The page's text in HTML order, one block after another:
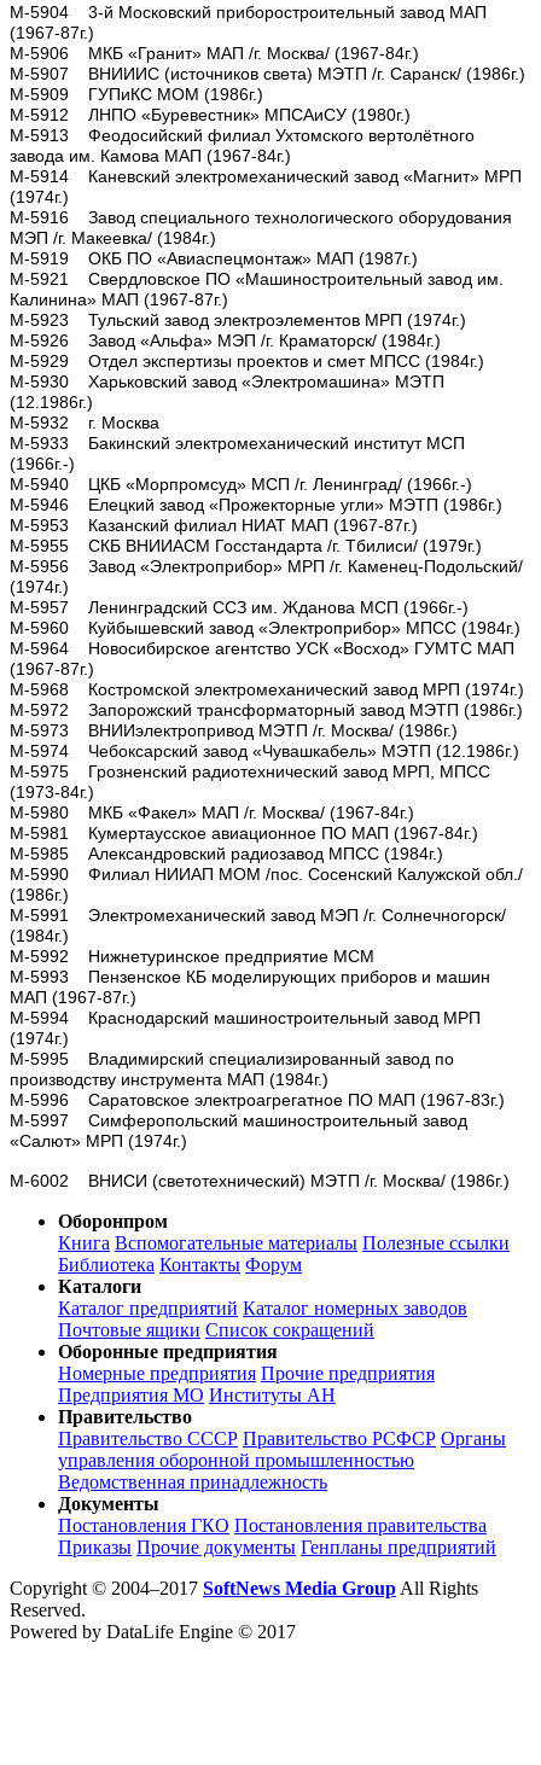
М-5904 3-й Московский приборостроительный завод МАП
(1967-87г.)
М-5906 МКБ «Гранит» МАП /г. Москва/ (1967-84г.)
М-5907 ВНИИИС (источников света) МЭТП /г. Саранск/ (1986г.)
М-5909 ГУПиКС МОМ (1986г.)
М-5912 ЛНПО «Буревестник» МПСАиСУ (1980г.)
М-5913 Феодосийский филиал Ухтомского вертолётного
завода им. Камова МАП (1967-84г.)
М-5914 Каневский электромеханический завод «Магнит» МРП
(1974г.)
М-5916 Завод специального технологического оборудования
МЭП /г. Макеевка/ (1984г.)
М-5919 ОКБ ПО «Авиаспецмонтаж» МАП (1987г.)
М-5921 Свердловское ПО «Машиностроительный завод им.
Калинина» МАП (1967-87г.)
М-5923 Тульский завод электроэлементов МРП (1974г.)
М-5926 Завод «Альфа» МЭП /г. Краматорск/ (1984г.)
М-5929 Отдел экспертизы проектов и смет МПСС (1984г.)
М-5930 Харьковский завод «Электромашина» МЭТП
(12.1986г.)
М-5932 г. Москва
М-5933 Бакинский электромеханический институт МСП
(1966г.-)
М-5940 ЦКБ «Морпромсуд» МСП /г. Ленинград/ (1966г.-)
М-5946 Елецкий завод «Прожекторные угли» МЭТП (1986г.)
М-5953 Казанский филиал НИАТ МАП (1967-87г.)
М-5955 СКБ ВНИИАСМ Госстандарта /г. Тбилиси/ (1979г.)
М-5956 Завод «Электроприбор» МРП /г. Каменец-Подольский/
(1974г.)
М-5957 Ленинградский ССЗ им. Жданова МСП (1966г.-)
М-5960 Куйбышевский завод «Электроприбор» МПСС (1984г.)
М-5964 Новосибирское агентство УСК «Восход» ГУМТС МАП
(1967-87г.)
М-5968 Костромской электромеханический завод МРП (1974г.)
М-5972 Запорожский трансформаторный завод МЭТП (1986г.)
М-5973 ВНИИэлектропривод МЭТП /г. Москва/ (1986г.)
М-5974 Чебоксарский завод «Чувашкабель» МЭТП (12.1986г.)
М-5975 Грозненский радиотехнический завод МРП, МПСС
(1973-84г.)
М-5980 МКБ «Факел» МАП /г. Москва/ (1967-84г.)
М-5981 Кумертаусское авиационное ПО МАП (1967-84г.)
М-5985 Александровский радиозавод МПСС (1984г.)
М-5990 Филиал НИИАП МОМ /пос. Сосенский Калужской обл./
(1986г.)
М-5991 Электромеханический завод МЭП /г. Солнечногорск/
(1984г.)
М-5992 Нижнетуринское предприятие МСМ
М-5993 Пензенское КБ моделирующих приборов и машин
МАП (1967-87г.)
М-5994 Краснодарский машиностроительный завод МРП
(1974г.)
М-5995 Владимирский специализированный завод по
производству инструмента МАП (1984г.)
М-5996 Cаратовское электроагрегатное ПО МАП (1967-83г.)
М-5997 Симферопольский машиностроительный завод
«Салют» МРП (1974г.)
М-6002 ВНИСИ (светотехнический) МЭТП /г. Москва/ (1986г.)
Оборонпром
Книга Вспомогательные материалы Полезные ссылки
Библиотека Контакты Форум
Каталоги
Каталог предприятий Каталог номерных заводов
Почтовые ящики Список сокращений
Оборонные предприятия
Номерные предприятия Прочие предприятия
Предприятия МО Институты АН
Правительство
Правительство СССР Правительство РСФСР Органы
управления оборонной промышленностью
Ведомственная принадлежность
Документы
Постановления ГКО Постановления правительства
Приказы Прочие документы Генпланы предприятий
Copyright © 2004–2017 SoftNews Media Group All Rights
Reserved.
Powered by DataLife Engine © 2017